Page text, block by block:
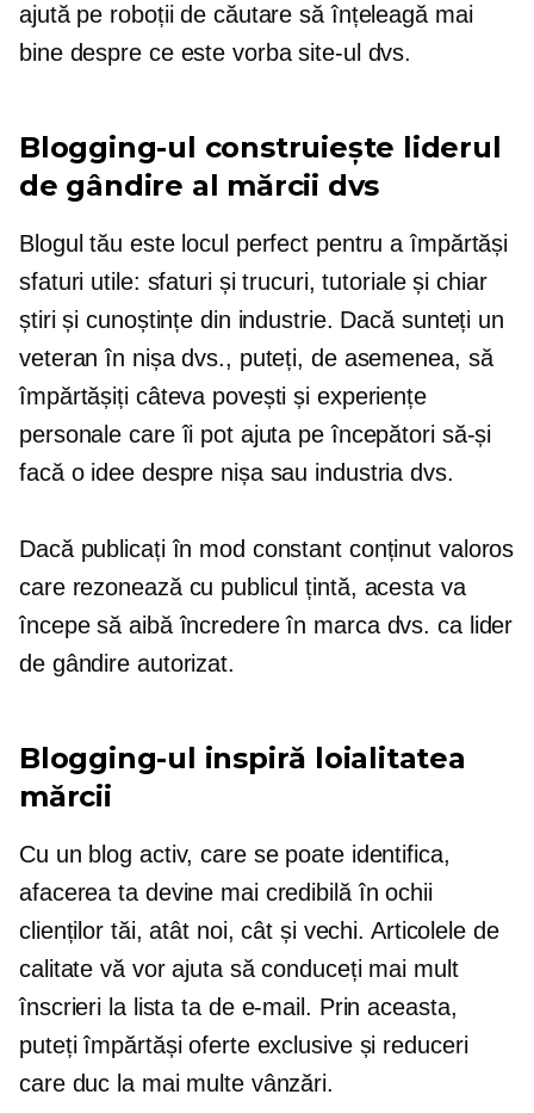
ajută pe roboții de căutare să înțeleagă mai
bine despre ce este vorba site-ul dvs.
Blogging-ul construiește liderul
de gândire al mărcii dvs
Blogul tău este locul perfect pentru a împărtăși
sfaturi utile: sfaturi și trucuri, tutoriale și chiar
știri și cunoștințe din industrie. Dacă sunteți un
veteran în nișa dvs., puteți, de asemenea, să
împărtășiți câteva povești și experiențe
personale care îi pot ajuta pe începători să-și
facă o idee despre nișa sau industria dvs.
Dacă publicați în mod constant conținut valoros
care rezonează cu publicul țintă, acesta va
începe să aibă încredere în marca dvs. ca lider
de gândire autorizat.
Blogging-ul inspiră loialitatea
mărcii
Cu un blog activ, care se poate identifica,
afacerea ta devine mai credibilă în ochii
clienților tăi, atât noi, cât și vechi. Articolele de
calitate vă vor ajuta să conduceți mai mult
înscrieri la lista ta de e-mail. Prin aceasta,
puteți împărtăși oferte exclusive și reduceri
care duc la mai multe vânzări.